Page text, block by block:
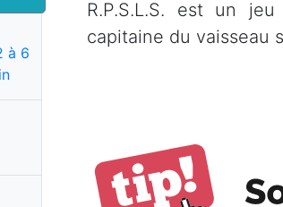
à 6
R.P.S.L.S. est un
capitaine du vaisseau